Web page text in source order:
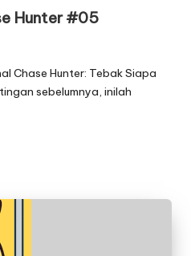
Hunter #05
Chase Hunter: Tebak Siapa
sebelumnya, inilah